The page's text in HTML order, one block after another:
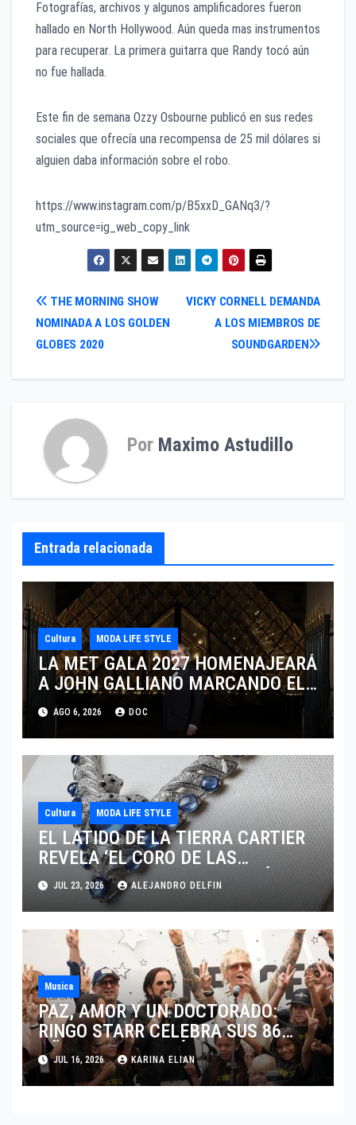
Fotografías, archivos y algunos amplificadores fueron
hallado en North Hollywood. Aún queda mas instrumentos
para recuperar. La primera guitarra que Randy tocó aún
no fue hallada.
Este fin de semana Ozzy Osbourne publicó en sus redes
sociales que ofrecía una recompensa de 25 mil dólares si
alguien daba información sobre el robo.
https://www.instagram.com/p/B5xxD_GANq3/?
utm_source=ig_web_copy_link
Navegación
de
entradas
VICKY CORNELL DEMANDA
A LOS MIEMBROS DE
SOUNDGARDEN
THE MORNING SHOW
NOMINADA A LOS GOLDEN
GLOBES 2020
Por Maximo Astudillo
Entrada relacionada
Cultura MODA LIFE STYLE
LA MET GALA 2027 HOMENAJEARÁ
A JOHN GALLIANO MARCANDO EL
REGRESO DEL REY DEL
DRAMATISMO
AGO 6, 2026 DOC
Cultura MODA LIFE STYLE
EL LATIDO DE LA TIERRA CARTIER
REVELA ‘EL CORO DE LAS
PIEDRAS’, SU NUEVA SINFONÍA DE
ALTA JOYERÍA
JUL 23, 2026 ALEJANDRO DELFIN
Musica
PAZ, AMOR Y UN DOCTORADO:
RINGO STARR CELEBRA SUS 86
AÑOS CON LOS MÁXIMOS
HONORES DE LIVERPOOL
JUL 16, 2026 KARINA ELIAN